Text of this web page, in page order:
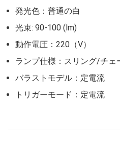
発光色：普通の白
光束: 90-100 (lm)
動作電圧：220（V）
ランプ仕様：スリング/チェ
バラストモデル：定電流
トリガーモード：定電流